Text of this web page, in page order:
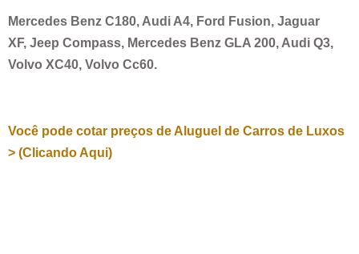
Mercedes Benz C180, Audi A4, Ford Fusion, Jaguar
XF, Jeep Compass, Mercedes Benz GLA 200, Audi Q3,
Volvo XC40, Volvo Cc60.
Você pode cotar preços de Aluguel de Carros de Luxos
> (Clicando Aqui)